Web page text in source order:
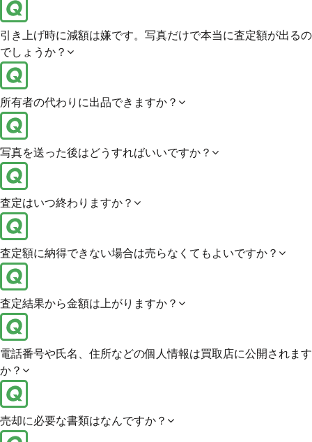
引き上げ時に減額は嫌です。写真だけで本当に査定額が出るの
でしょうか？
所有者の代わりに出品できますか？
写真を送った後はどうすればいいですか？
査定はいつ終わりますか？
査定額に納得できない場合は売らなくてもよいですか？
査定結果から金額は上がりますか？
電話番号や氏名、住所などの個人情報は買取店に公開されます
か？
売却に必要な書類はなんですか？